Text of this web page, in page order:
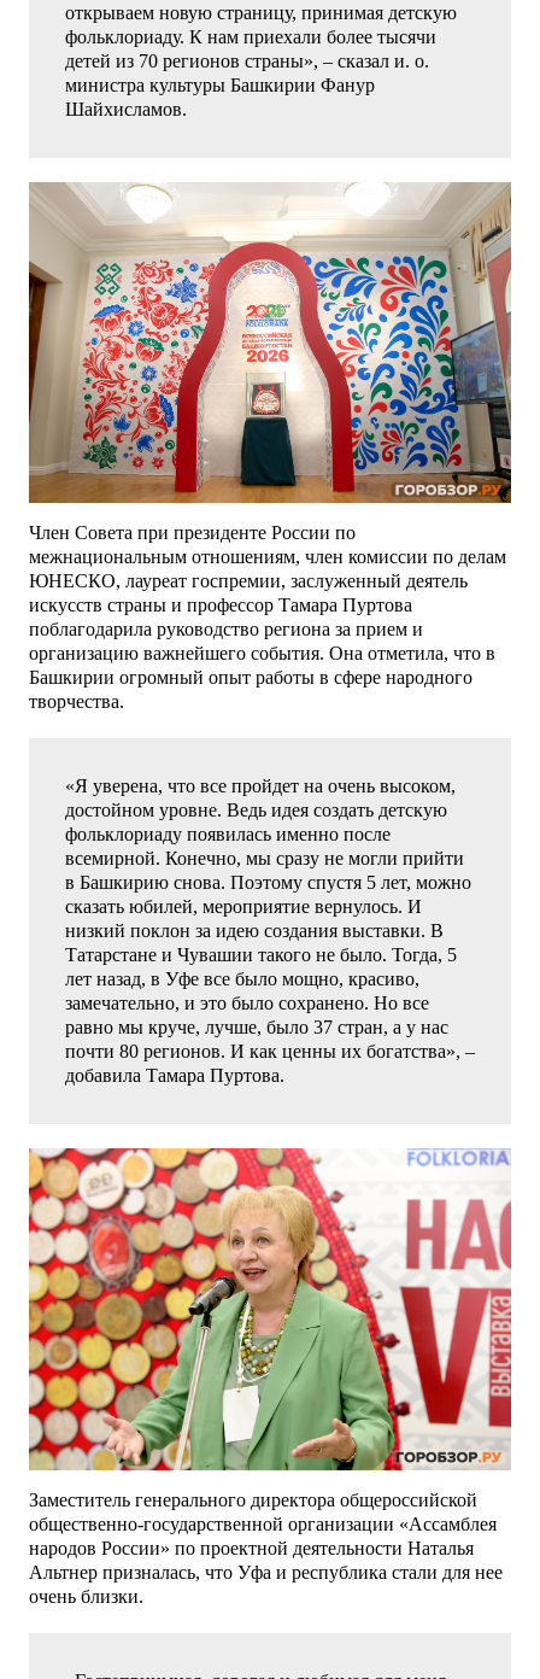
открываем новую страницу, принимая детскую
фольклориаду. К нам приехали более тысячи
детей из 70 регионов страны», – сказал и. о.
министра культуры Башкирии Фанур
Шайхисламов.
Член Совета при президенте России по
межнациональным отношениям, член комиссии по делам
ЮНЕСКО, лауреат госпремии, заслуженный деятель
искусств страны и профессор Тамара Пуртова
поблагодарила руководство региона за прием и
организацию важнейшего события. Она отметила, что в
Башкирии огромный опыт работы в сфере народного
творчества.
«Я уверена, что все пройдет на очень высоком,
достойном уровне. Ведь идея создать детскую
фольклориаду появилась именно после
всемирной. Конечно, мы сразу не могли прийти
в Башкирию снова. Поэтому спустя 5 лет, можно
сказать юбилей, мероприятие вернулось. И
низкий поклон за идею создания выставки. В
Татарстане и Чувашии такого не было. Тогда, 5
лет назад, в Уфе все было мощно, красиво,
замечательно, и это было сохранено. Но все
равно мы круче, лучше, было 37 стран, а у нас
почти 80 регионов. И как ценны их богатства», –
добавила Тамара Пуртова.
Заместитель генерального директора общероссийской
общественно-государственной организации «Ассамблея
народов России» по проектной деятельности Наталья
Альтнер призналась, что Уфа и республика стали для нее
очень близки.